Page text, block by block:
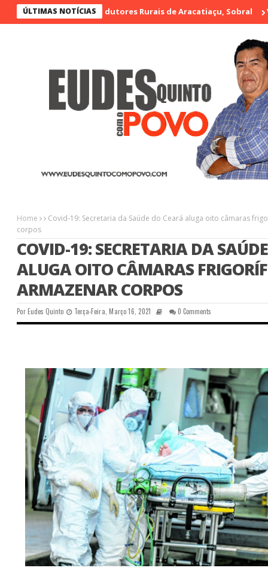
ÚLTIMAS NOTÍCIAS
Artesãos e Produtores Rurais de Aracatiaçu, Sobral
Home
Covid-19: Secretaria da Saúde do Ceará aluga oito câmaras
corpos
COVID-19: SECRETARIA DA
ALUGA OITO CÂMARAS
ARMAZENAR CORPOS
PorEudes Quinto Terça-Feira, Março 16, 2021 0 Comments